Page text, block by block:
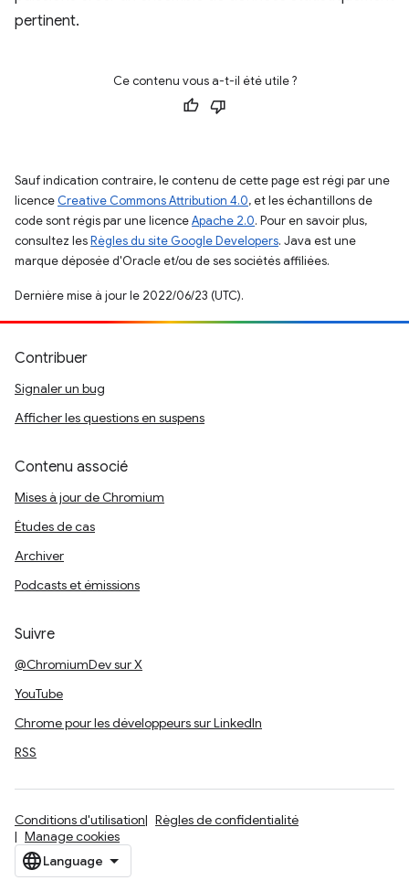
pertinent.
Ce contenu vous a-t-il été utile ?
Sauf indication contraire, le contenu de cette page est régi par une
licence Creative Commons Attribution 4.0, et les échantillons de
code sont régis par une licenceApache 2.0. Pour en savoir plus,
consultez lesRègles du site Google Developers. Java est une
marque déposée d'Oracle et/ou de ses sociétés affiliées.
Dernière mise à jour le 2022/06/23 (UTC).
Contribuer
Signaler un bug
Afficher les questions en suspens
Contenu associé
Mises à jour de Chromium
Études de cas
Archiver
Podcasts et émissions
Suivre
@ChromiumDev sur X
YouTube
Chrome pour les développeurs sur LinkedIn
RSS
Conditions d'utilisation
Règles de confidentialité
Manage cookies